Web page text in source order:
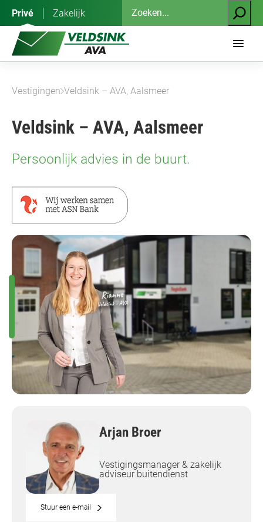
inhoud
Privé Zakelijk
Zoeken
Vestigingen Veldsink – AVA, Aalsmeer
Veldsink – AVA, Aalsmeer
Persoonlijk advies in de buurt.
Arjan Broer
Vestigingsmanager & zakelijk
adviseur buitendienst
Stuur een e-mail